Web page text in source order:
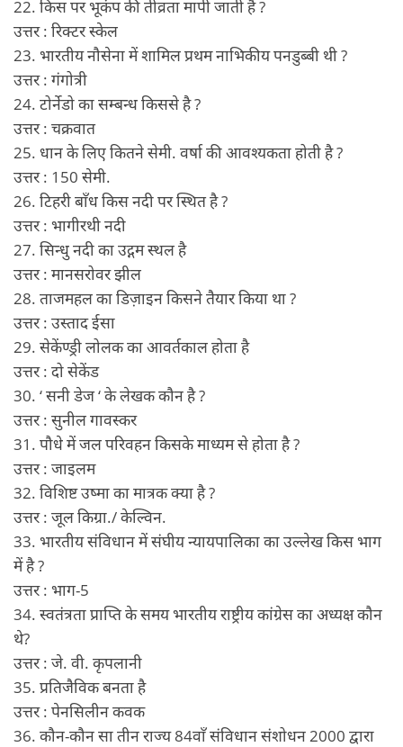
22. किस पर भूकंप की तीव्रता मापी जाती है ?
उत्तर : रिक्टर स्केल
23. भारतीय नौसेना में शामिल प्रथम नाभिकीय पनडुब्बी थी ?
उत्तर : गंगोत्री
24. टोर्नेडो का सम्बन्ध किससे है ?
उत्तर : चक्रवात
25. धान के लिए कितने सेमी. वर्षा की आवश्यकता होती है ?
उत्तर : 150 सेमी.
26. टिहरी बाँध किस नदी पर स्थित है ?
उत्तर : भागीरथी नदी
27. सिन्धु नदी का उद्गम स्थल है
उत्तर : मानसरोवर झील
28. ताजमहल का डिज़ाइन किसने तैयार किया था ?
उत्तर : उस्ताद ईसा
29. सेकेंण्ड्री लोलक का आवर्तकाल होता है
उत्तर : दो सेकेंड
30. ‘ सनी डेज ‘ के लेखक कौन है ?
उत्तर : सुनील गावस्कर
31. पौधे में जल परिवहन किसके माध्यम से होता है ?
उत्तर : जाइलम
32. विशिष्ट उष्मा का मात्रक क्या है ?
उत्तर : जूल किग्रा./ केल्विन.
33. भारतीय संविधान में संघीय न्यायपालिका का उल्लेख किस भाग
में है ?
उत्तर : भाग-5
34. स्वतंत्रता प्राप्ति के समय भारतीय राष्ट्रीय कांग्रेस का अध्यक्ष कौन
थे?
उत्तर : जे. वी. कृपलानी
35. प्रतिजैविक बनता है
उत्तर : पेनसिलीन कवक
36. कौन-कौन सा तीन राज्य 84वाँ संविधान संशोधन 2000 द्वारा